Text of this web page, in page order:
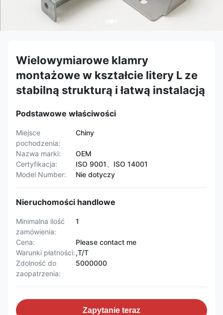
Wielowymiarowe klamry
montażowe w kształcie litery L ze
stabilną strukturą i łatwą instalacją
Podstawowe właściwości
Miejsce
pochodzenia:
Chiny
Nazwa marki:
OEM
Certyfikacja:
ISO 9001、ISO 14001
Model Number:
Nie dotyczy
Nieruchomości handlowe
Minimalna ilość
zamówienia:
1
Cena:
Please contact me
Warunki płatności:,T/T
Zdolność do
zaopatrzenia:
5000000
Zapytanie teraz